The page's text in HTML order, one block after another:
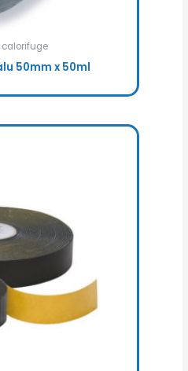
50mm x 50ml